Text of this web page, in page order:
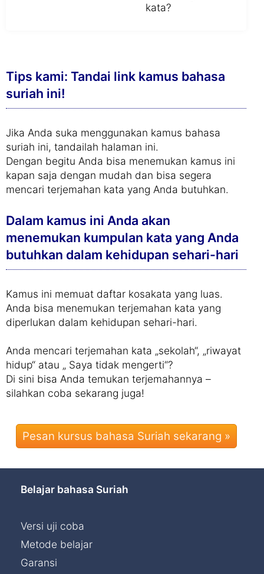
kata?
Tips kami: Tandai link kamus bahasa
suriah ini!
Jika Anda suka menggunakan kamus bahasa
suriah ini, tandailah halaman ini.
Dengan begitu Anda bisa menemukan kamus ini
kapan saja dengan mudah dan bisa segera
mencari terjemahan kata yang Anda butuhkan.
Dalam kamus ini Anda akan
menemukan kumpulan kata yang Anda
butuhkan dalam kehidupan sehari-hari
Kamus ini memuat daftar kosakata yang luas.
Anda bisa menemukan terjemahan kata yang
diperlukan dalam kehidupan sehari-hari.
Anda mencari terjemahan kata „sekolah“, „riwayat
hidup“ atau „ Saya tidak mengerti“?
Di sini bisa Anda temukan terjemahannya –
silahkan coba sekarang juga!
Pesan kursus bahasa Suriah sekarang »
Belajar bahasa Suriah
Versi uji coba
Metode belajar
Garansi